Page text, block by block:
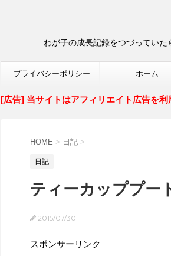
わが子の成長記録をつづってい
プライバシーポリシー ホーム
[広告] 当サイトはアフィリエイト広告を利
HOME > 日記 >
日記
ティーカッププー
2015/07/30
スポンサーリンク